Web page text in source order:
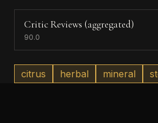
Critic Reviews (aggregated)
90.0
citrus herbal mineral